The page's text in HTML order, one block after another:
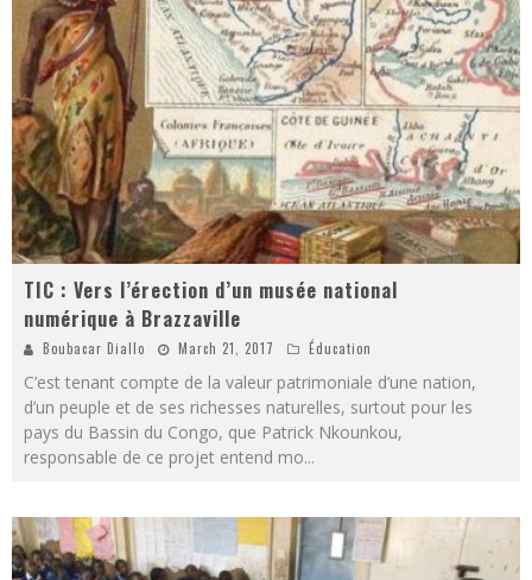
TIC : Vers l’érection d’un musée national
numérique à Brazzaville
Boubacar Diallo March 21, 2017 Éducation
C’est tenant compte de la valeur patrimoniale d’une nation,
d’un peuple et de ses richesses naturelles, surtout pour les
pays du Bassin du Congo, que Patrick Nkounkou,
responsable de ce projet entend mo...